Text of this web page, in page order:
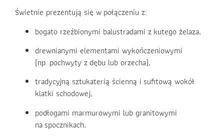
Świetnie prezentują się w połączeniu z:
bogato rzeźbionymi balustradami z kutego żelaza,
drewnianymi elementami wykończeniowymi
(np. pochwyty z dębu lub orzecha),
tradycyjną sztukaterią ścienną i sufitową wokół
klatki schodowej,
podłogami marmurowymi lub granitowymi
na spocznikach,